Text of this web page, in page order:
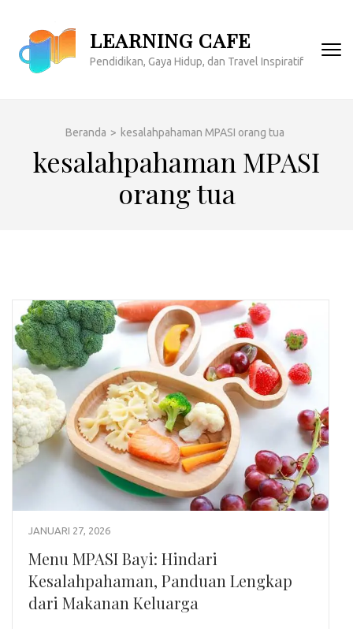
konten
(Tekan
LEARNING CAFE
Pendidikan, Gaya Hidup, dan Travel Inspiratif
Beranda > kesalahpahaman MPASI orang tua
kesalahpahaman MPASI
orang tua
JANUARI 27, 2026
Menu MPASI Bayi: Hindari
Kesalahpahaman, Panduan Lengkap
dari Makanan Keluarga